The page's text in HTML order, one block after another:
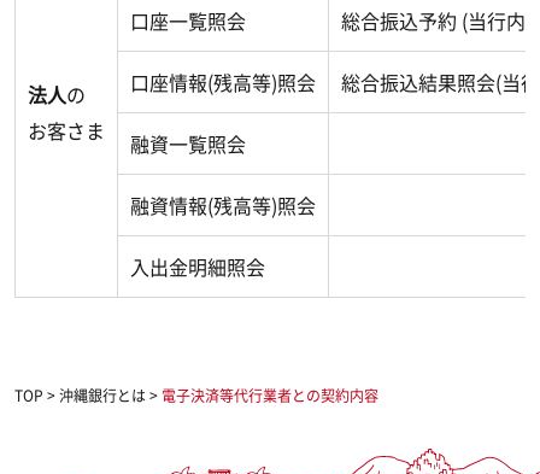
法人の
お客さま
口座一覧照会 総合振込予約 (当行内)
口座情報(残高等)照会 総合振込結果照会(当
融資一覧照会
融資情報(残高等)照会
入出金明細照会
TOP >沖縄銀行とは> 電子決済等代行業者との契約内容